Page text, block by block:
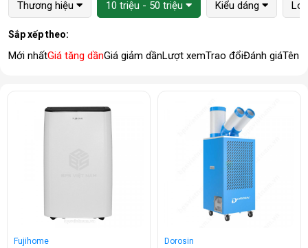
Thương hiệu 10 triệu - 50 triệu Kiểu dáng
Sắp xếp theo:
Mới nhấtGiá tăng dầnGiá giảm dầnLượt xemTrao đổiĐánh giáTên
Fujihome
Dorosin